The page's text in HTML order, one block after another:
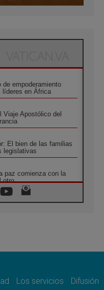
de empoderamiento
líderes en África
Viaje Apostólico del
El bien de las familias
legislativas
paz comienza con la
otro
Aprender el Evangelio
Los servicios Difusión